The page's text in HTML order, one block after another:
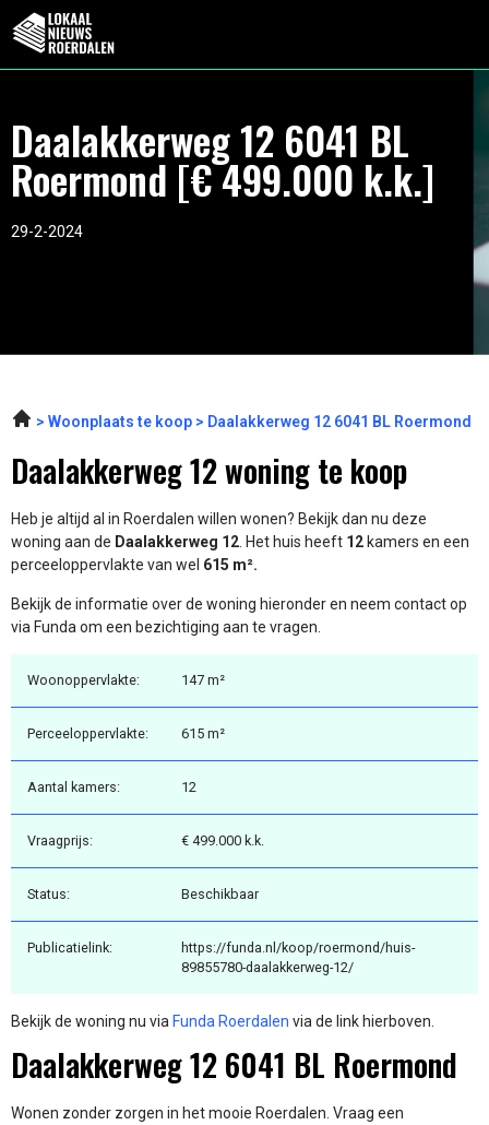
Daalakkerweg 12 6041 BL
Roermond [€ 499.000 k.k.]
29-2-2024
Woonplaats te koop Daalakkerweg 12 6041 BL Roermond
Daalakkerweg 12 woning te koop
Heb je altijd al in Roerdalen willen wonen? Bekijk dan nu deze
woning aan de Daalakkerweg 12. Het huis heeft 12 kamers en een
perceeloppervlakte van wel 615 m².
Bekijk de informatie over de woning hieronder en neem contact op
via Funda om een bezichtiging aan te vragen.
Woonoppervlakte: 147 m²
Perceeloppervlakte: 615 m²
Aantal kamers: 12
Vraagprijs: € 499.000 k.k.
Status: Beschikbaar
Publicatielink:
https://funda.nl/koop/roermond/huis-
89855780-daalakkerweg-12/
Bekijk de woning nu via Funda Roerdalen via de link hierboven.
Daalakkerweg 12 6041 BL Roermond
Wonen zonder zorgen in het mooie Roerdalen. Vraag een